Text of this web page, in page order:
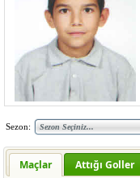
Sezon:
Maçlar Attığı Goller